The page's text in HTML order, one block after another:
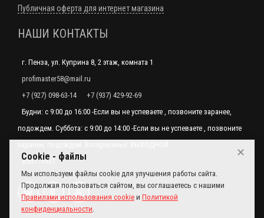
Публичная оферта для интернет магазина
НАШИ КОНТАКТЫ
г. Пенза, ул. Куприна 8, 2 этаж, комната 1
profimaster58@mail.ru
+7 (927) 098-63-14
+7 (937) 429-92-69
Будни: с 9:00 до 16:00 -Если вы не успеваете , позвоните заранее,
подождем. Суббота: с 9:00 до 14:00 -Если вы не успеваете , позвоните
alex173431
✕
Cookie - файлы
Мы используем файлы cookie для улучшения работы сайта.
Продолжая пользоваться сайтом, вы соглашаетесь с нашими
Правилами использования cookie и Политикой
конфиденциальности.